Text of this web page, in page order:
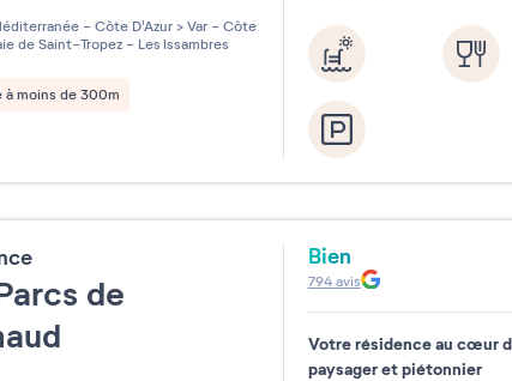
sur 5 - Côte D'Azur > Var - Côte
de Saint-Tropez - Les Issambres
à moins de 300m
de
Bien
794avis
Votre résidence au cœur
paysager et piétonnier